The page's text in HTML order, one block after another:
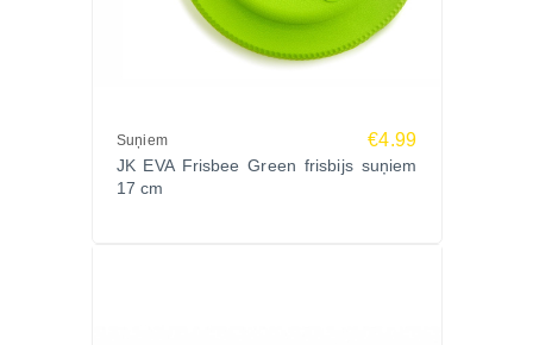
Suņiem €4.99
JK EVA Frisbee Green frisbijs suņiem
17 cm